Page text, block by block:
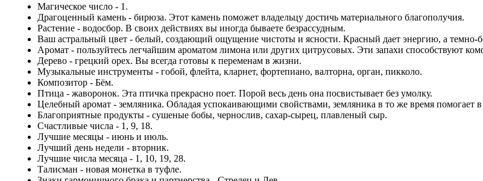
Магическое число - 1.
Драгоценный камень - бирюза. Этот камень поможет владельцу достичь материального благополучия.
Растение - водосбор. В своих действиях вы иногда бываете безрассудным.
Ваш астральный цвет - белый, создающий ощущение чистоты и ясности. Красный дает энергию, а темно-
Аромат - пользуйтесь легчайшим ароматом лимона или других цитрусовых. Эти запахи способствуют
Дерево - грецкий орех. Вы всегда готовы к переменам в жизни.
Музыкальные инструменты - гобой, флейта, кларнет, фортепиано, валторна, орган, пикколо.
Композитор - Бём.
Птица - жаворонок. Эта птичка прекрасно поет. Порой весь день она посвистывает без умолку.
Целебный аромат - земляника. Обладая успокаивающими свойствами, земляника в то же время помогает
Благоприятные продукты - сушеные бобы, чернослив, сахар-сырец, плавленый сыр.
Счастливые числа - 1, 9, 18.
Лучшие месяцы - июнь и июль.
Лучший день недели - вторник.
Лучшие числа месяца - 1, 10, 19, 28.
Талисман - новая монетка в туфле.